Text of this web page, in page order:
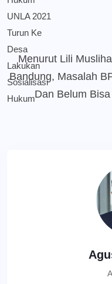
Menurut Lili
Bandung, Masalah
Dan Belum